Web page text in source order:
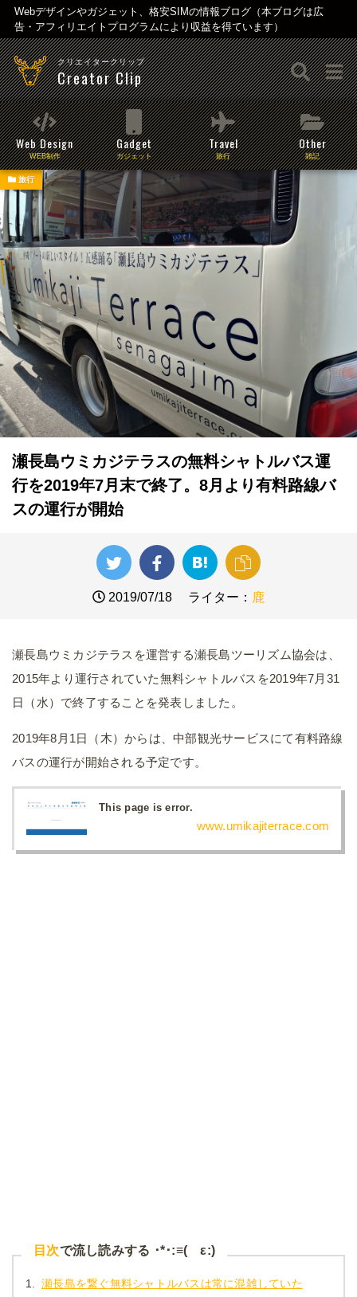
Webデザインやガジェット、格安SIMの情報ブログ（本ブログは広
告・アフィリエイトプログラムにより収益を得ています）
クリエイタークリップ
Creator Clip
Web Design
WEB制作
Gadget
ガジェット
Travel
旅行
Other
雑記
旅行
瀬長島ウミカジテラスの無料シャトルバス運
行を2019年7月末で終了。8月より有料路線バ
スの運行が開始
2019/07/18 ライター： 鹿
瀬長島ウミカジテラスを運営する瀬長島ツーリズム協会は、
2015年より運行されていた無料シャトルバスを2019年7月31
日（水）で終了することを発表しました。
2019年8月1日（木）からは、中部観光サービスにて有料路線
バスの運行が開始される予定です。
This page is error.
www.umikajiterrace.com
目次で流し読みする ･*･:≡( ε:)
1. 瀬長島を繋ぐ無料シャトルバスは常に混雑していた